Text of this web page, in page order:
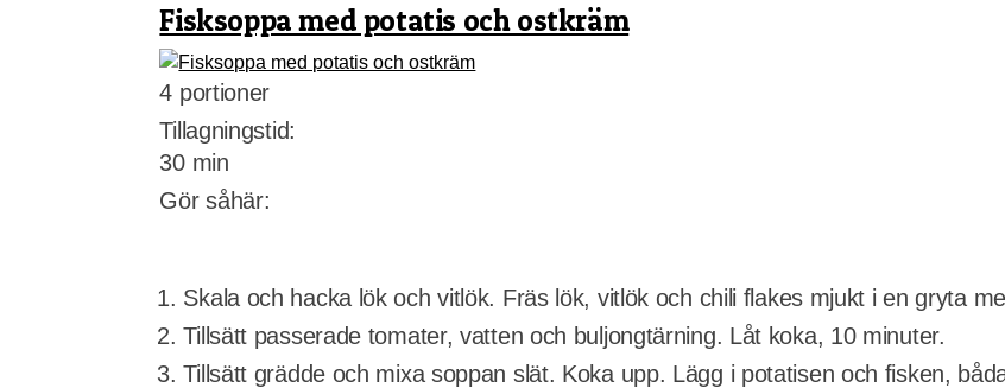
Fisksoppa med potatis och ostkräm
4 portioner
Tillagningstid:
30 min
Gör såhär:
Skala och hacka lök och vitlök. Fräs lök, vitlök och chili flakes mjukt i en gryta
Tillsätt passerade tomater, vatten och buljongtärning. Låt koka, 10 minuter.
Tillsätt grädde och mixa soppan slät. Koka upp. Lägg i potatisen och fisken,